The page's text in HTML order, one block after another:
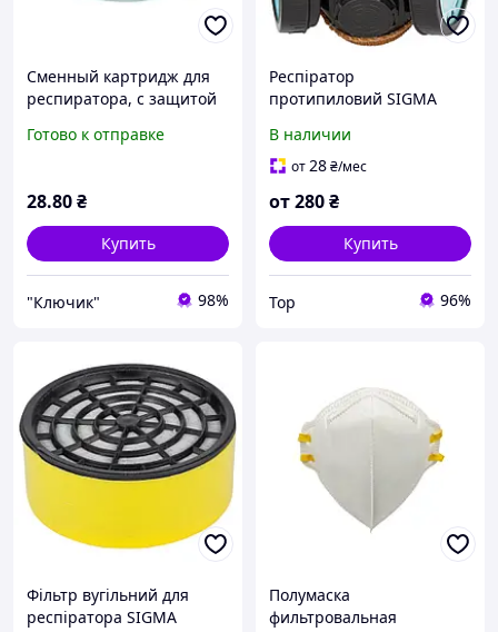
Сменный картридж для
респиратора, с защитой
Готово к отправке
28.80₴
Купить
"Ключик" 98%
Респіратор
протипиловий SIGMA
В наличии
от28₴/мес
от280₴
Купить
Top 96%
Фільтр вугільний для
респіратора SIGMA
Полумаска
фильтровальная